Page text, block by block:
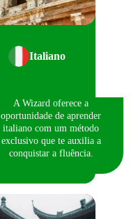
Italiano
A Wizard oferece a
oportunidade de aprender
italiano com um método
exclusivo que te auxilia a
conquistar a fluência.